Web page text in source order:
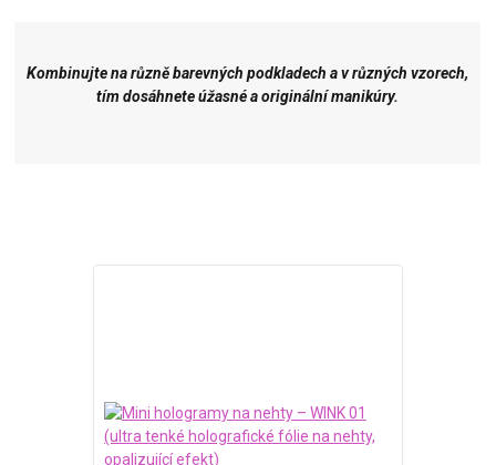
Kombinujte na různě barevných podkladech a v různých vzorech,
tím dosáhnete úžasné a originální manikúry.